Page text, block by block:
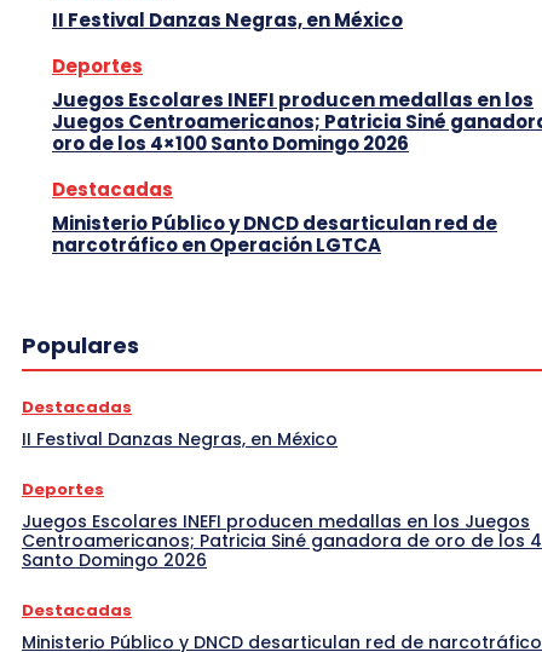
II Festival Danzas Negras, en México
Deportes
Juegos Escolares INEFI producen medallas en los
Juegos Centroamericanos; Patricia Siné
oro de los 4×100 Santo Domingo 2026
Destacadas
Ministerio Público y DNCD desarticulan red de
narcotráfico en Operación LGTCA
Populares
Destacadas
II Festival Danzas Negras, en México
Deportes
Juegos Escolares INEFI producen medallas en los Juegos
Centroamericanos; Patricia Siné ganadora de oro de los
Santo Domingo 2026
Destacadas
Ministerio Público y DNCD desarticulan red de